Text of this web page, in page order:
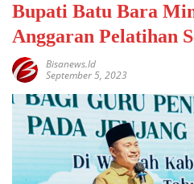
Bupati Batu Bara
Anggaran Pelatihan
Bisanews.id
September 5, 2023